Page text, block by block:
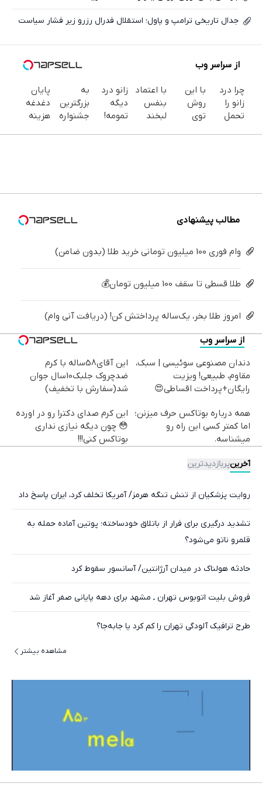
جدال تاریخی ترامپ و پاول؛ استقلال فدرال رزرو زیر فشار سیاست
از سراسر وب
چرا درد
زانو را
تحمل
کن
با این
روش
توی
با اعتماد
بنفس
لبخند
زانو درد
دیگه
تمومه!
به
بزرگترین
جشنواره
پایان
دغدغه
هزینه
کننده
مطالب پیشنهادی
وام فوری 100 میلیون تومانی خرید طلا (بدون ضامن)
طلا قسطی تا سقف 100 میلیون تومان💰
امروز طلا بخر، یک‌ساله پرداختش کن! (دریافت آنی وام)
از سراسر وب
دندان مصنوعی سوئیسی | سبک،
مقاوم، طبیعی! ویزیت
رایگان+پرداخت اقساطی😍
این آقای58ساله با کرم
ضدچروک جلبک10سال جوان
شد(سفارش با تخفیف)
همه درباره بوتاکس حرف میزنن؛
اما کمتر کسی این راه رو
میشناسه.
این کرم صدای دکترا رو در اورده
😳 چون دیگه نیازی نداری
بوتاکس کنی!!!
آخرینپربازدیدترین
روایت پزشکیان از تنش تنگه هرمز/ آمریکا تخلف کرد، ایران پاسخ داد
تشدید درگیری برای فرار از باتلاق خودساخته؛ پوتین آماده حمله‌ به
قلمرو ناتو می‌شود؟
حادثه هولناک در میدان آرژانتین/ آسانسور سقوط کرد
فروش بلیت اتوبوس تهران ـ مشهد برای دهه پایانی صفر آغاز شد
طرح ترافیک آلودگی تهران را کم کرد یا جابه‌جا؟
مشاهده بیشتر